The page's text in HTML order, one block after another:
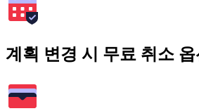
계획 변경 시 무료 취소